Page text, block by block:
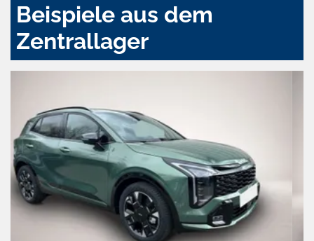
Beispiele aus dem
Zentrallager